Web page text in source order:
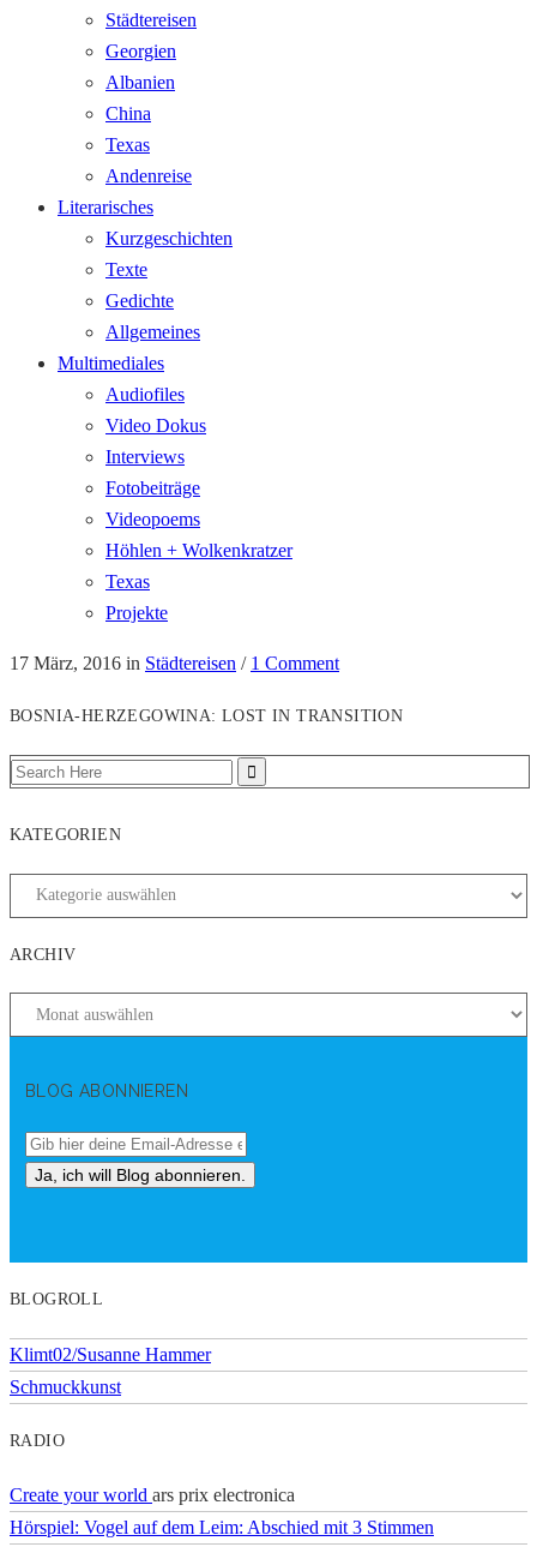
Städtereisen
Georgien
Albanien
China
Texas
Andenreise
Literarisches
Kurzgeschichten
Texte
Gedichte
Allgemeines
Multimediales
Audiofiles
Video Dokus
Interviews
Fotobeiträge
Videopoems
Höhlen + Wolkenkratzer
Texas
Projekte
17 März, 2016 in Städtereisen / 1 Comment
BOSNIA-HERZEGOWINA: LOST IN TRANSITION
KATEGORIEN
ARCHIV
BLOG ABONNIEREN
BLOGROLL
Klimt02/Susanne Hammer
Schmuckkunst
RADIO
Create your world ars prix electronica
Hörspiel: Vogel auf dem Leim: Abschied mit 3 Stimmen